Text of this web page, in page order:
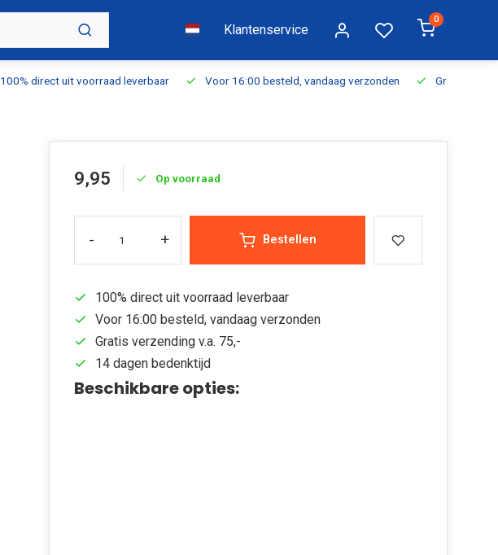
Klantenservice
0
100% direct uit voorraad leverbaar Voor 16:00 besteld, vandaag verzonden Gratis
9,95 Op voorraad
- + Bestellen
100% direct uit voorraad leverbaar
Voor 16:00 besteld, vandaag verzonden
Gratis verzending v.a. 75,-
14 dagen bedenktijd
Beschikbare opties: